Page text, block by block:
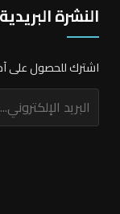
النشرة البريدية
اشترك للحصول على